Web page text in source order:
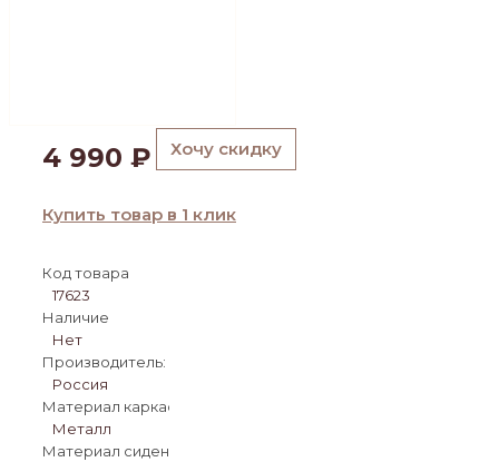
4 990 ₽ Хочу скидку
Купить товар в 1 клик
Код товара
17623
Наличие
Нет
Производитель:
Россия
Материал каркаса:
Металл
Материал сиденья: